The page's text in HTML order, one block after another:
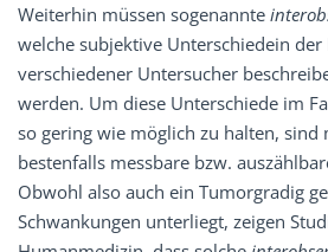
Weiterhin müssen sogenannte
welche subjektive Unterschiedein
verschiedener Untersucher
werden. Um diese Unterschiede im
so gering wie möglich zu halten, sind
bestenfalls messbare bzw.
Obwohl also auch ein Tumorgradig
Schwankungen unterliegt, zeigen